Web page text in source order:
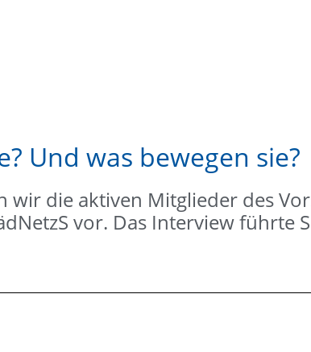
Und was bewegen sie?
wir die aktiven Mitglieder des
vor. Das Interview führte